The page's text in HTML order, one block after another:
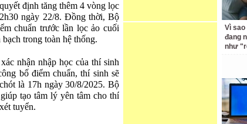
định tăng thêm 4 vòng lọc
ngày 22/8. Đồng thời, Bộ
chuẩn trước lần lọc ảo cuối
trong toàn hệ thống.
nhận nhập học của thí sinh
bố điểm chuẩn, thí sinh sẽ
là 17h ngày 30/8/2025. Bộ
tạo tâm lý yên tâm cho thí
tuyển.
Vì
đang
như